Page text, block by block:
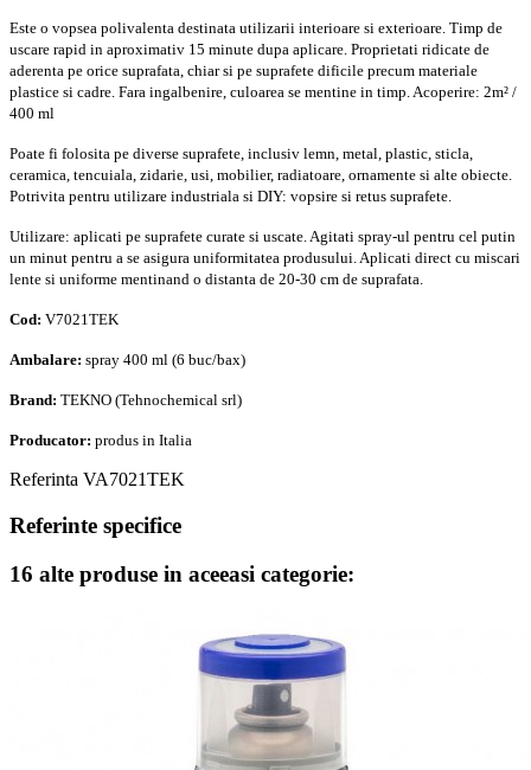
Este o vopsea polivalenta destinata utilizarii interioare si exterioare. Timp de
uscare rapid in aproximativ 15 minute dupa aplicare. Proprietati ridicate de
aderenta pe orice suprafata, chiar si pe suprafete dificile precum materiale
plastice si cadre. Fara ingalbenire, culoarea se mentine in timp. Acoperire: 2m² /
400 ml
Poate fi folosita pe diverse suprafete, inclusiv lemn, metal, plastic, sticla,
ceramica, tencuiala, zidarie, usi, mobilier, radiatoare, ornamente si alte obiecte.
Potrivita pentru utilizare industriala si DIY: vopsire si retus suprafete.
Utilizare: aplicati pe suprafete curate si uscate. Agitati spray-ul pentru cel putin
un minut pentru a se asigura uniformitatea produsului. Aplicati direct cu miscari
lente si uniforme mentinand o distanta de 20-30 cm de suprafata.
Cod: V7021TEK
Ambalare: spray 400 ml (6 buc/bax)
Brand: TEKNO (Tehnochemical srl)
Producator: produs in Italia
Referinta VA7021TEK
Referinte specifice
16 alte produse in aceeasi categorie: